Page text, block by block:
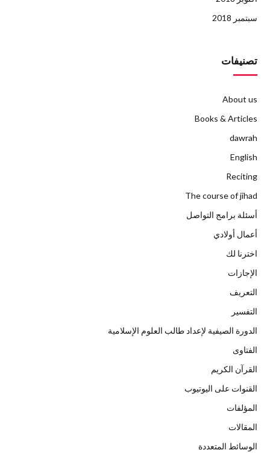
سبتمبر 2018
تصنيفات
About us
Books & Articles
dawrah
English
Reciting
The course of jihad
أسئلة برامج التواصل
أعمال أولادي
اخترنا لك
الإجازات
التعريف
التفسير
الدورة الصيفية لإعداد طالب العلوم الإسلامية
الفتاوى
القرآن الكريم
القنوات على اليوتيوب
المؤلفات
المقالات
الوسائط المتعددة